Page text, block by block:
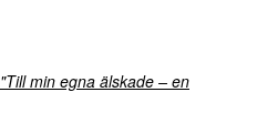
"Till min egna älskade – en